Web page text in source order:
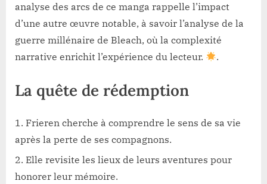
analyse des arcs de ce manga rappelle l’impact
d’une autre œuvre notable, à savoir l’analyse de la
guerre millénaire de Bleach, où la complexité
narrative enrichit l’expérience du lecteur.
.
La quête de rédemption
Frieren cherche à comprendre le sens de sa vie
après la perte de ses compagnons.
Elle revisite les lieux de leurs aventures pour
honorer leur mémoire.